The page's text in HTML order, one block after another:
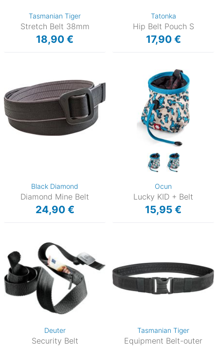
Tasmanian Tiger
Stretch Belt 38mm
18,90 €
Tatonka
Hip Belt Pouch S
17,90 €
Black Diamond
Diamond Mine Belt
24,90 €
Ocun
Lucky KID + Belt
15,95 €
Deuter
Security Belt
Tasmanian Tiger
Equipment Belt-outer